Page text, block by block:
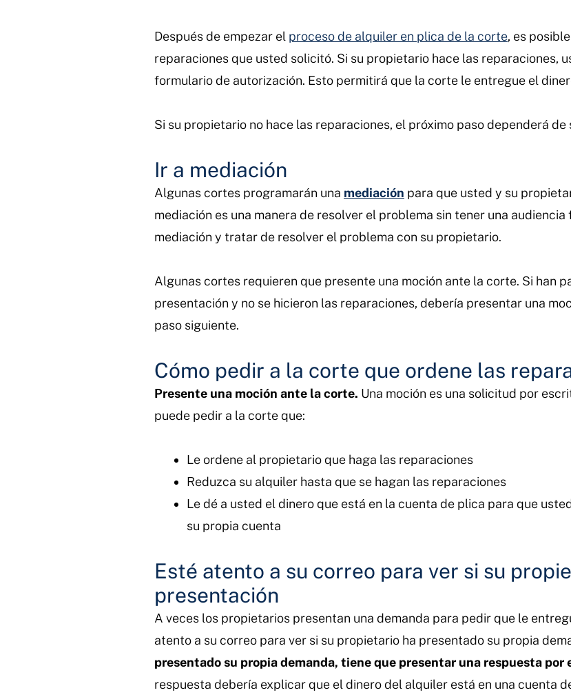
Después de empezar el proceso de alquiler en plica de la corte, es
reparaciones que usted solicitó. Si su propietario hace las reparaciones,
formulario de autorización. Esto permitirá que la corte le entregue el
Si su propietario no hace las reparaciones, el próximo paso dependerá de
Ir a mediación
Algunas cortes programarán una mediación para que usted y su
mediación es una manera de resolver el problema sin tener una audiencia
mediación y tratar de resolver el problema con su propietario.
Algunas cortes requieren que presente una moción ante la corte. Si han
presentación y no se hicieron las reparaciones, debería presentar una
paso siguiente.
Cómo pedir a la corte que ordene las
Presente una moción ante la corte. Una moción es una solicitud por
puede pedir a la corte que:
Le ordene al propietario que haga las reparaciones
Reduzca su alquiler hasta que se hagan las reparaciones
Le dé a usted el dinero que está en la cuenta de plica para que
su propia cuenta
Esté atento a su correo para ver si su
presentación
A veces los propietarios presentan una demanda para pedir que le
atento a su correo para ver si su propietario ha presentado su propia
presentado su propia demanda, tiene que presentar una respuesta por
respuesta debería explicar que el dinero del alquiler está en una cuenta